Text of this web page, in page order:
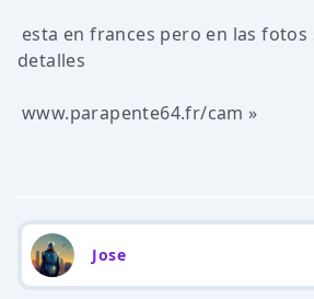
esta en frances pero en las fotos
detalles
www.parapente64.fr/cam »
Jose